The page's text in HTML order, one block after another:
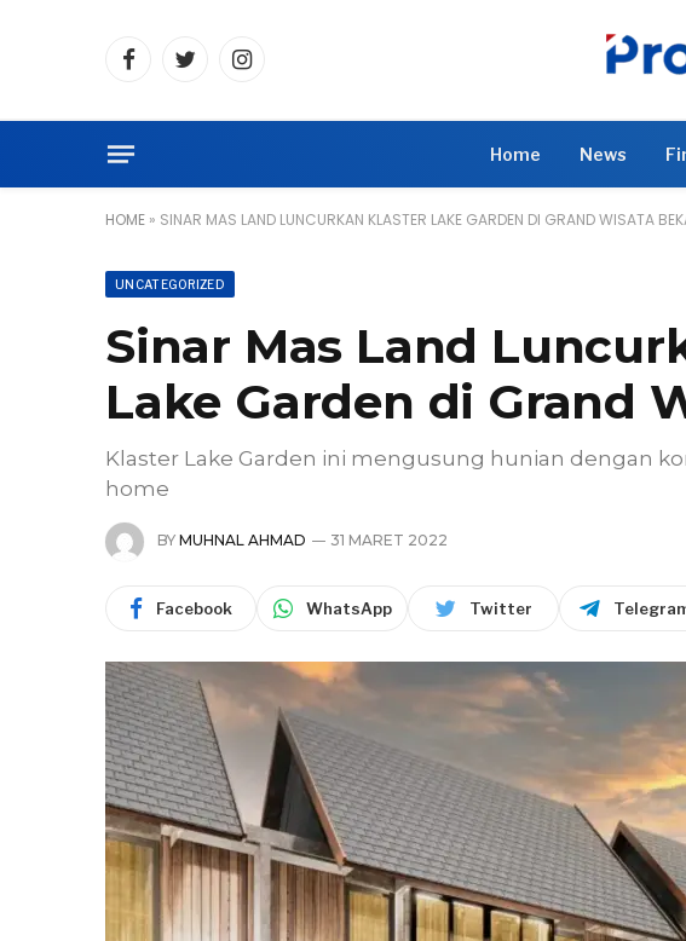
FacebookTwitterInstagram
Home News
HOME » SINAR MAS LAND LUNCURKAN KLASTER LAKE GARDEN DI GRAND WISATA
UNCATEGORIZED
Sinar Mas Land
Lake Garden di Grand
Klaster Lake Garden ini mengusung hunian dengan
home
BY MUHNAL AHMAD 31 MARET 2022
Facebook WhatsApp Twitter